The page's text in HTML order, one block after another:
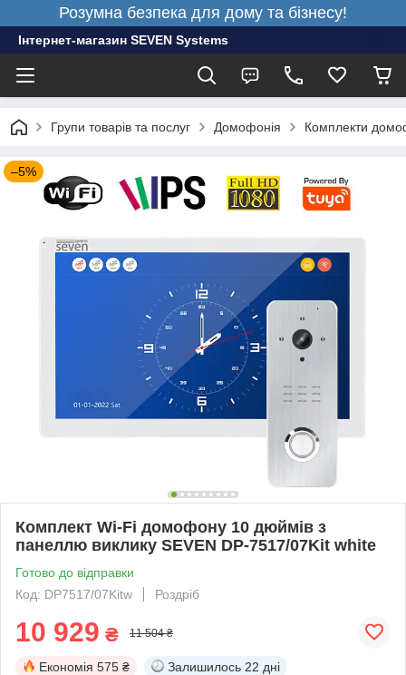
Розумна безпека для дому та бізнесу!
Інтернет-магазин SEVEN Systems
Групи товарів та послуг Домофонія Комплекти
–5%
Комплект Wi-Fi домофону 10 дюймів з
панеллю виклику SEVEN DP-7517/07Kit white
Готово до відправки
Код: DP7517/07Kitw
Роздріб
10 929 ₴ 11 504 ₴
Економія 575 ₴ Залишилось 22 дні